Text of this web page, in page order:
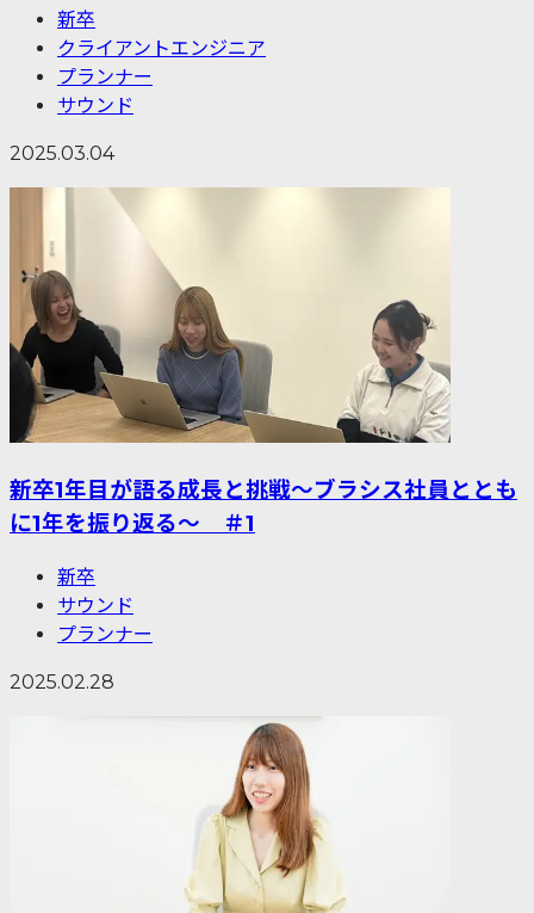
新卒
クライアントエンジニア
プランナー
サウンド
2025.03.04
新卒1年目が語る成長と挑戦～ブラシス社員ととも
に1年を振り返る〜 ＃1
新卒
サウンド
プランナー
2025.02.28